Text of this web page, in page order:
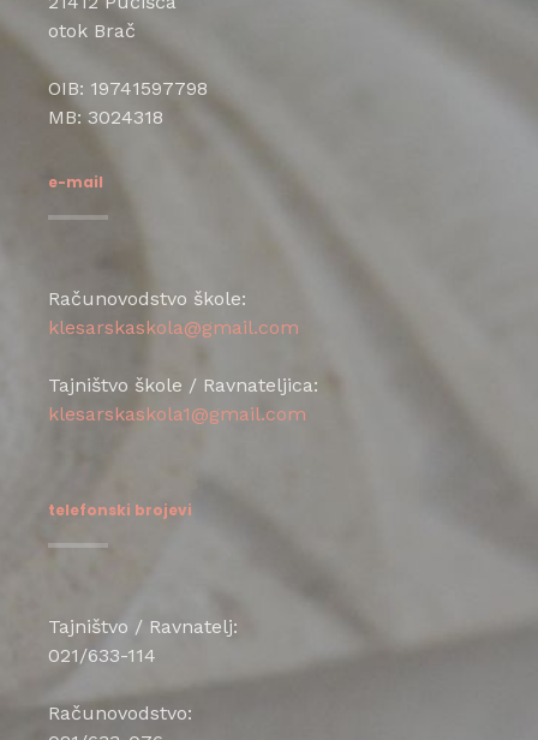
otok Brač
OIB: 19741597798
MB: 3024318
e-mail
Računovodstvo škole:
klesarskaskola@gmail.com
Tajništvo škole / Ravnateljica:
klesarskaskola1@gmail.com
telefonski brojevi
Tajništvo / Ravnatelj:
021/633-114
Računovodstvo: